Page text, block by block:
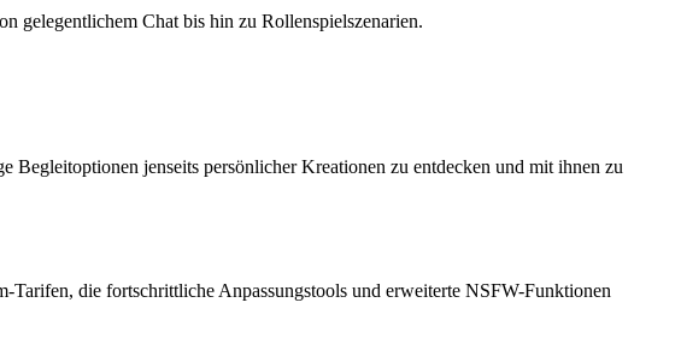
gelegentlichem Chat bis hin zu Rollenspielszenarien.
jenseits persönlicher Kreationen zu entdecken und mit ihnen zu
die fortschrittliche Anpassungstools und erweiterte NSFW-Funktionen